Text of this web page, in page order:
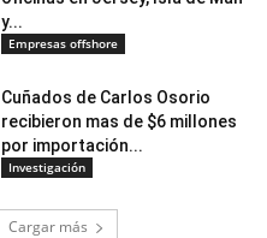
y...
Empresas offshore
Cuñados de Carlos Osorio
recibieron mas de $6 millones
por importación...
Investigación
Cargar más